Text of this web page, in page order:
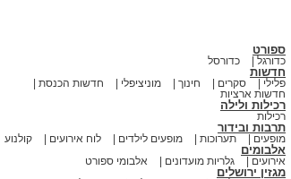
ספורט
כדורגל כדורסל
חדשות
פלילי סקרים חינוך מוניציפלי
חדשות הכנסת
חדשות ארציות
רכילות ולילה
רכילות
תרבות ובידור
מופעים תערוכות מופעים לילדים לוח אירועים קולנוע
אלבומים
אירועים גלריות מועדונים אלבומי ספורט
מגזין ירושלים